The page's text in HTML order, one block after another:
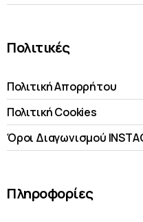
Πολιτικές
Πολιτική Απορρήτου
Πολιτική Cookies
Όροι Διαγωνισμού
Πληροφορίες